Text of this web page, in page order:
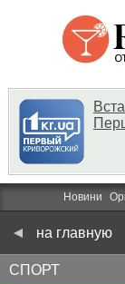
Новини
на главную
СПОРТ